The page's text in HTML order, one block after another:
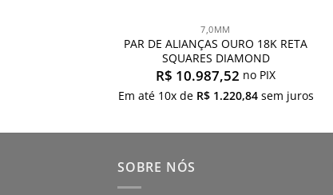
7,0MM
PAR DE ALIANÇAS OURO 18K RETA
SQUARES DIAMOND
R$ 10.987,52 no PIX
Em até 10x de R$1.220,84sem juros
SOBRE NÓS